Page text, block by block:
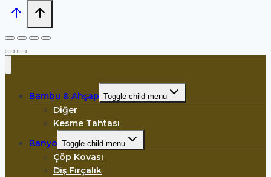
Bambu & Ahşap Toggle child menu
Diğer
Kesme Tahtası
Banyo Toggle child menu
Çöp Kovası
Diş Fırçalık